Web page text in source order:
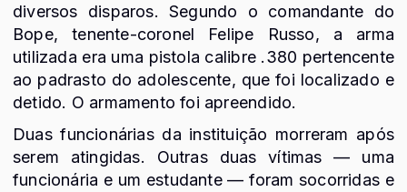
diversos disparos. Segundo o comandante do
Bope, tenente-coronel Felipe Russo, a arma
utilizada era uma pistola calibre .380 pertencente
ao padrasto do adolescente, que foi localizado e
detido. O armamento foi apreendido.
Duas funcionárias da instituição morreram após
serem atingidas. Outras duas vítimas — uma
funcionária e um estudante — foram socorridas e